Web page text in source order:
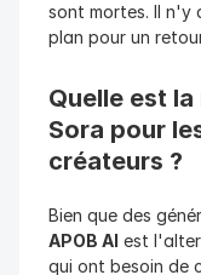
sont mortes. Il n'y
plan pour un
Quelle est
Sora pour
créateurs ?
APOB AI est